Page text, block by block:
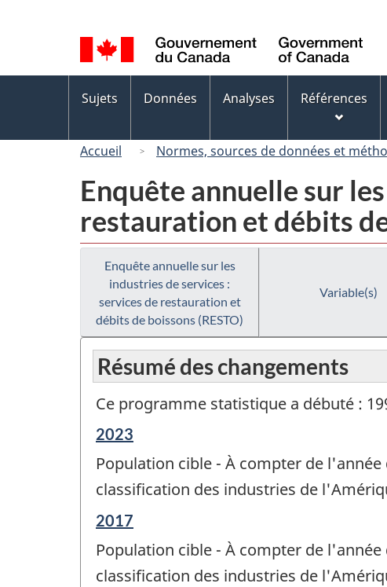
de
la
langue
des
Sujets Données Analyses Références
Accueil Normes, sources de données et
Enquête annuelle sur
restauration et débits
Enquête annuelle sur les
industries de services :
services de restauration et
débits de boissons (RESTO)
Variable(s)
Résumé des changements
Ce programme statistique a débuté :
Période
référence
de
-
2023
Population cible - À compter de
classification des industries de
Période
référence
de
2017
Population cible - À compter de
classification des industries de